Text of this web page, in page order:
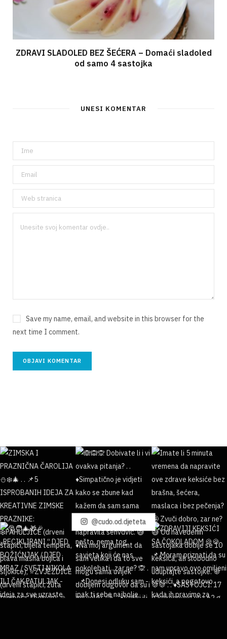
ZDRAVI SLADOLED BEZ ŠEĆERA – Domaći sladoled
od samo 4 sastojka
UNESI KOMENTAR
Save my name, email, and website in this browser for the
next time I comment.
@cudo.od.djeteta